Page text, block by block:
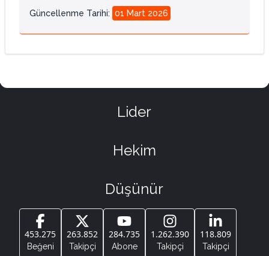
Güncellenme Tarihi: 01 Mart 2026
Lider
Hekim
Düşünür
453.275
Beğeni
263.852
Takipçi
284.735
Abone
1.262.390
Takipçi
118.809
Takipçi